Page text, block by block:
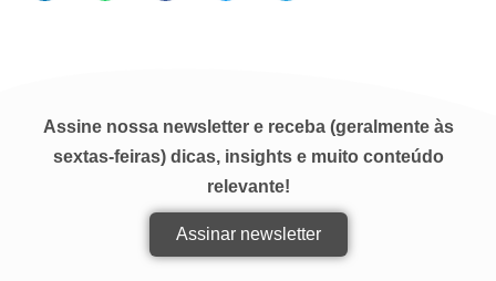
Assine nossa newsletter e receba (geralmente às
sextas-feiras) dicas, insights e muito conteúdo
relevante!
Assinar newsletter